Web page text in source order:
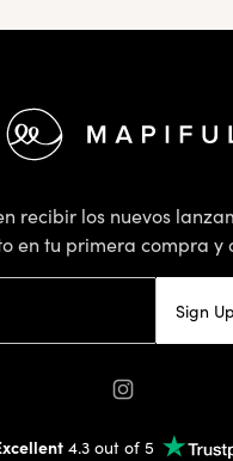
recibir los nuevos
en tu primera compra y
Sign
Instagram
4.3 out of 5